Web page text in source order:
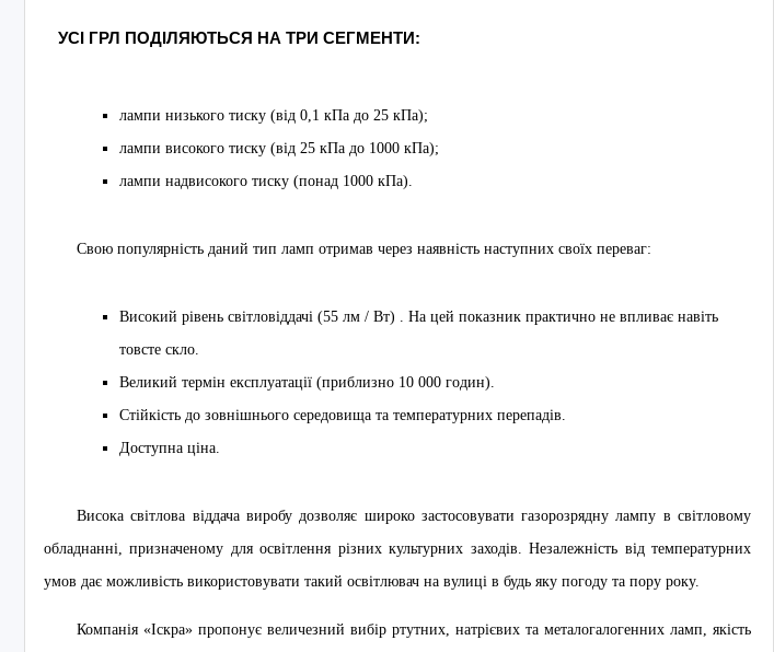
УСІ ГРЛ ПОДІЛЯЮТЬСЯ НА ТРИ СЕГМЕНТИ:
лампи низького тиску (від 0,1 кПа до 25 кПа);
лампи високого тиску (від 25 кПа до 1000 кПа);
лампи надвисокого тиску (понад 1000 кПа).
Свою популярність даний тип ламп отримав через наявність наступних своїх переваг:
Високий рівень світловіддачі (55 лм / Вт) . На цей показник практично не впливає навіть
товсте скло.
Великий термін експлуатації (приблизно 10 000 годин).
Стійкість до зовнішнього середовища та температурних перепадів.
Доступна ціна.
Висока світлова віддача виробу дозволяє широко застосовувати газорозрядну лампу в світловому
обладнанні, призначеному для освітлення різних культурних заходів. Незалежність від температурних
умов дає можливість використовувати такий освітлювач на вулиці в будь яку погоду та пору року.
Компанія «Іскра» пропонує величезний вибір ртутних, натрієвих та металогалогенних ламп, якість